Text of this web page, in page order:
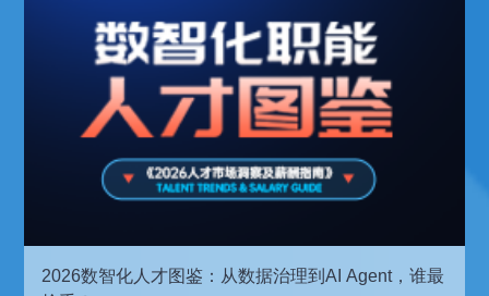
2026数智化人才图鉴：从数据治理到AI Agent，谁最